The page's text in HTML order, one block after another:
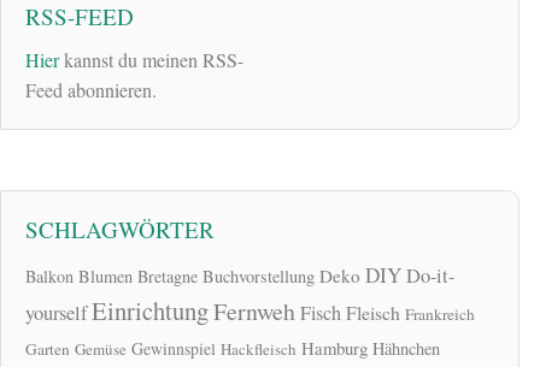
RSS-FEED
Hierkannst du meinen RSS-
Feed abonnieren.
SCHLAGWÖRTER
Balkon Blumen Bretagne Buchvorstellung Deko DIYDo-it-
yourselfEinrichtungFernwehFischFleisch Frankreich
Garten Gemüse Gewinnspiel Hackfleisch Hamburg Hähnchen